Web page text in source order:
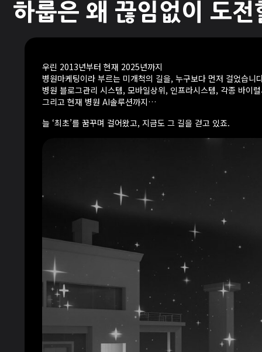
하룹은 왜 끊임없이 도전
우린 2013년부터 현재 2025년까지
병원마케팅이라 부르는 미개척의 길을, 누구보다 먼저 걸었습니
병원 블로그관리 시스템, 모바일상위, 인프라시스템, 각종 바이
그리고 현재 병원 AI솔루션까지…
늘 ‘최초’를 꿈꾸며 걸어왔고, 지금도 그 길을 걷고 있죠.